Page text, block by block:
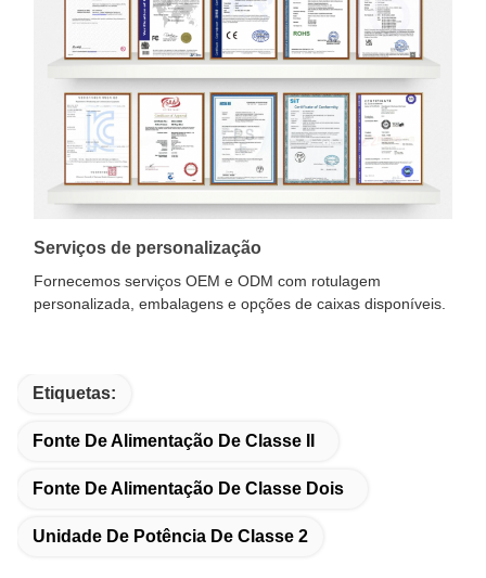
Serviços de personalização
Fornecemos serviços OEM e ODM com rotulagem
personalizada, embalagens e opções de caixas disponíveis.
Etiquetas:
Fonte De Alimentação De Classe II
Fonte De Alimentação De Classe Dois
Unidade De Potência De Classe 2